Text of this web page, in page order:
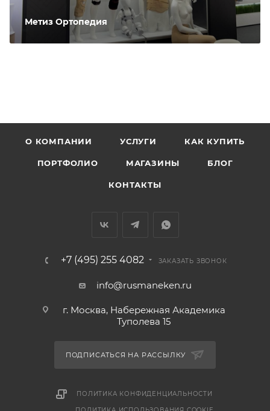
Метиз Ортопедия
О КОМПАНИИ УСЛУГИ КАК КУПИТЬ
ПОРТФОЛИО МАГАЗИНЫ БЛОГ
КОНТАКТЫ
+7 (495) 255 4082 ЗАКАЗАТЬ ЗВОНОК
info@rusmaneken.ru
г. Москва, Набережная Академика
Туполева 15
ПОДПИСАТЬСЯ НА РАССЫЛКУ
ПОЛИТИКА КОНФИДЕНЦИАЛЬНОСТИ